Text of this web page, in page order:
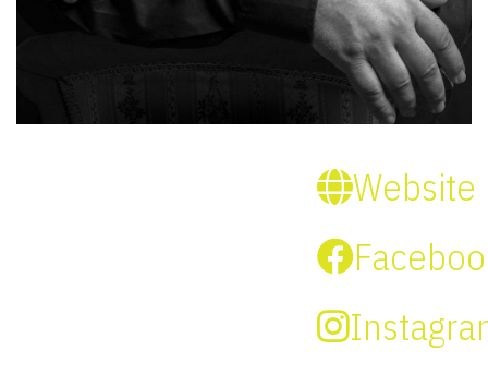
Website